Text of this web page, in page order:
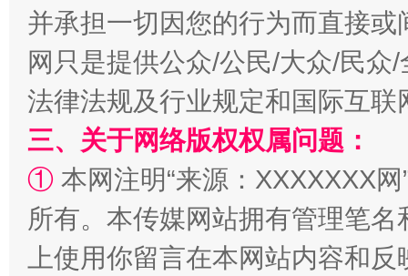
并承担一切因您的行为而直接
网只是提供公众/公民/大众/民
法律法规及行业规定和国际互
三、关于网络版权权属问题：
① 本网注明“来源：XXXXXXX
所有。本传媒网站拥有管理笔
上使用你留言在本网站内容和